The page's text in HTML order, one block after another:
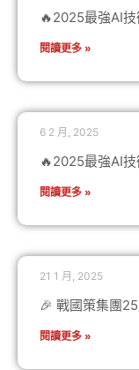
🔥2025最強AI
閱讀更多 »
6 2 月, 2025
🔥2025最強AI
閱讀更多 »
21 1 月, 2025
🎉 戰國策集團
閱讀更多 »